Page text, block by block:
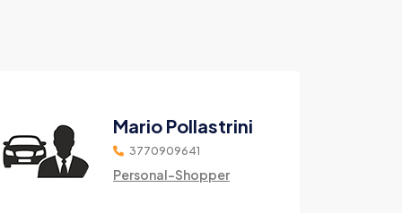
Mario Pollastrini
3770909641
Personal-Shopper